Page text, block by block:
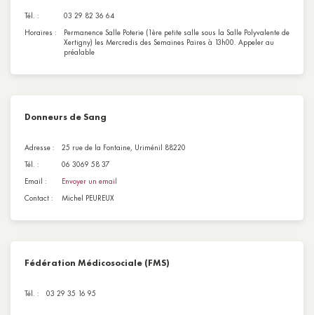
Tél. :
03 29 82 36 64
Horaires :
Permanence Salle Poterie (1ère petite salle sous la Salle Polyvalente de
Xertigny) les Mercredis des Semaines Paires à 13h00. Appeler au
préalable
Donneurs de Sang
Adresse :
25 rue de la Fontaine, Uriménil 88220
Tél. :
06 3069 58 37
Email :
Envoyer un email
Contact :
Michel PEUREUX
Fédération Médicosociale (FMS)
Tél. : 03 29 35 16 95